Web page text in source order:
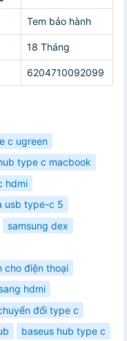
Tem bảo hành
18 Tháng
6204710092099
c ugreen
type c macbook
hdmi
usb type-c 5
samsung dex
cho điện thoại
hdmi
đổi type c
baseus hub type c